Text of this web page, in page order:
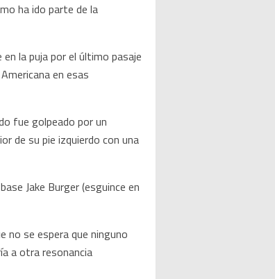
ha ido parte de la
la puja por el último pasaje
en esas
fue golpeado por un
de su pie izquierdo con una
Jake Burger (esguince en
no se espera que ninguno
a otra resonancia